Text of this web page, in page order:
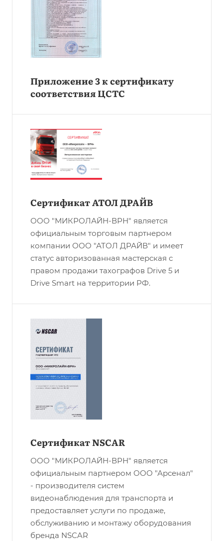
Приложение 3 к сертификату
соответствия ЦСТС
Сертификат АТОЛ ДРАЙВ
ООО "МИКРОЛАЙН-ВРН" является
официальным торговым партнером
компании ООО "АТОЛ ДРАЙВ" и имеет
статус авторизованная мастерская с
правом продажи тахографов Drive 5 и
Drive Smart на территории РФ.
Сертификат NSCAR
ООО "МИКРОЛАЙН-ВРН" является
официальным партнером ООО "Арсенал"
- производителя систем
видеонаблюдения для транспорта и
предоставляет услуги по продаже,
обслуживанию и монтажу оборудования
бренда NSCAR